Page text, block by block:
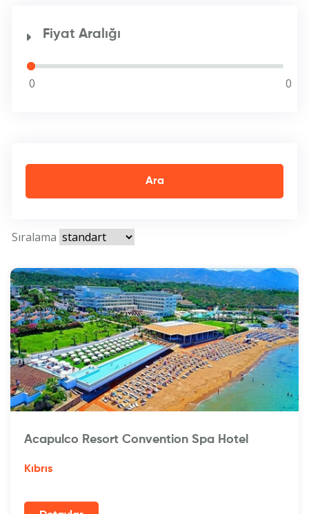
Fiyat Aralığı
Ara
Sıralama
Acapulco Resort Convention Spa Hotel
Kıbrıs